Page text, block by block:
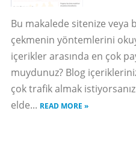
Bu makalede sitenize
çekmenin yöntemlerini
içerikler arasında en çok
muydunuz? Blog
çok trafik almak
elde... READ MORE »